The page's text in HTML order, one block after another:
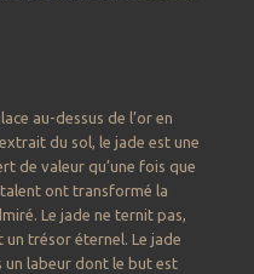
au-dessus de l’or en
du sol, le jade est une
de valeur qu’une fois que
talent ont transformé la
Le jade ne ternit pas,
un trésor éternel. Le jade
un labeur dont le but est